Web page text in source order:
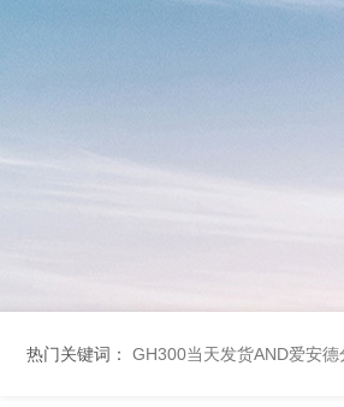
热门关键词： GH300当天发货AND爱安